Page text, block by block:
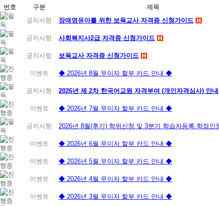
번호 구분
제목
공지사항
장애영유아를 위한 보육교사 자격증 신청가이드
공지사항 사회복지사2급 자격증 신청가이드
공지사항 보육교사 자격증 신청가이드
이벤트 ◆ 2026년 8월 무이자 할부 카드 안내 ◆
공지사항 2026년 제 2차 한국어교원 자격부여 (개인자격심사) 안내
이벤트 ◆ 2026년 7월 무이자 할부 카드 안내 ◆
공지사항 2026년 8월(후기) 학위신청 및 3분기 학습자등록·학점
이벤트 ◆ 2026년 6월 무이자 할부 카드 안내 ◆
이벤트 ◆ 2026년 5월 무이자 할부 카드 안내 ◆
이벤트 ◆ 2026년 4월 무이자 할부 카드 안내 ◆
이벤트 ◆ 2026년 3월 무이자 할부 카드 안내 ◆